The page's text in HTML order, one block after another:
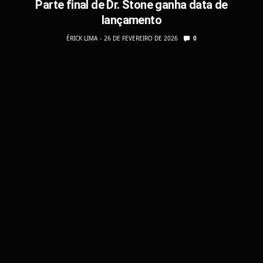
Parte final de Dr. Stone ganha data de
lançamento
ÉRICK LIMA 26 DE FEVEREIRO DE 2026 0